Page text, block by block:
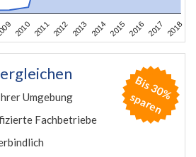
2010 2011 2012 2013 2014 2015 2016 2017 2018
Umgebung
Fachbetriebe
B
is
3
0
%
s
p
a
r
e
n